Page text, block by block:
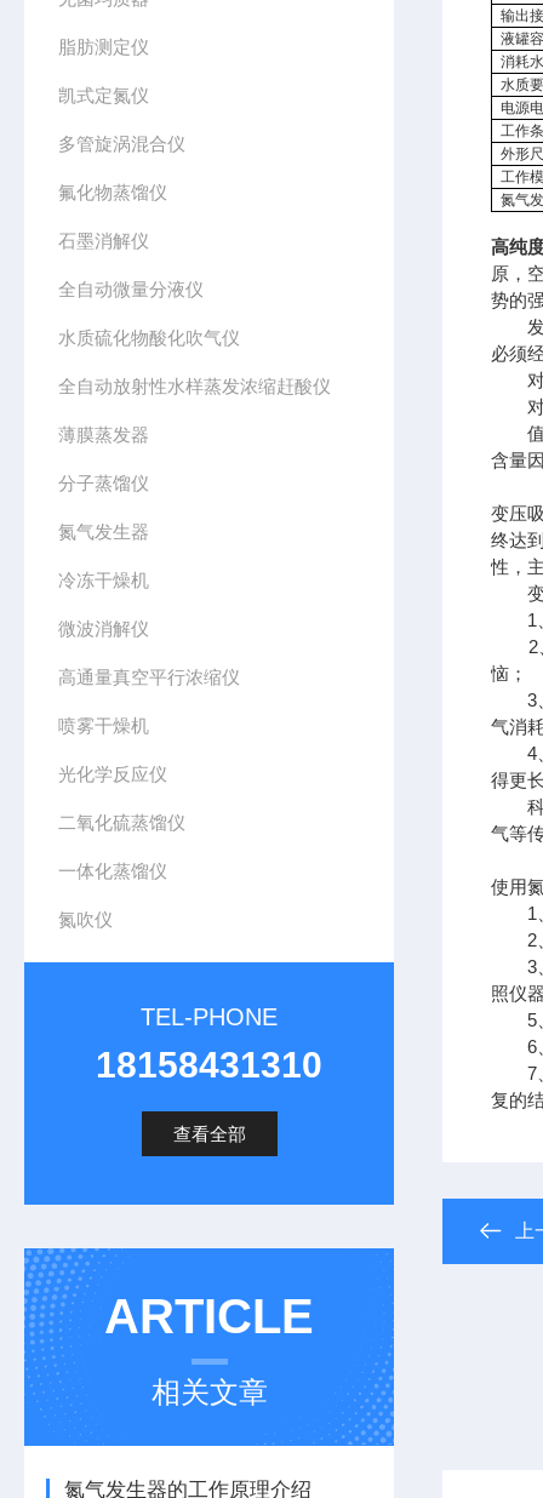
脂肪测定仪
凯式定氮仪
多管旋涡混合仪
氟化物蒸馏仪
石墨消解仪
全自动微量分液仪
水质硫化物酸化吹气仪
全自动放射性水样蒸发浓缩赶酸仪
薄膜蒸发器
分子蒸馏仪
氮气发生器
冷冻干燥机
微波消解仪
高通量真空平行浓缩仪
喷雾干燥机
光化学反应仪
二氧化硫蒸馏仪
一体化蒸馏仪
氮吹仪
TEL-PHONE
18158431310
查看全部
ARTICLE
相关文章
氮气发生器的工作原理介绍
输出
液罐
消耗
水质
电源
工作
外形
工作
氮气
高纯
原，
势的
发生
必须
对色
对质
值得
含量
变压
终达
性，
变
1、
2、
恼；
3、
气消
4、
得更
科技
气等
使用
1、
2、
3、
照仪
5、
6、
7、
复的